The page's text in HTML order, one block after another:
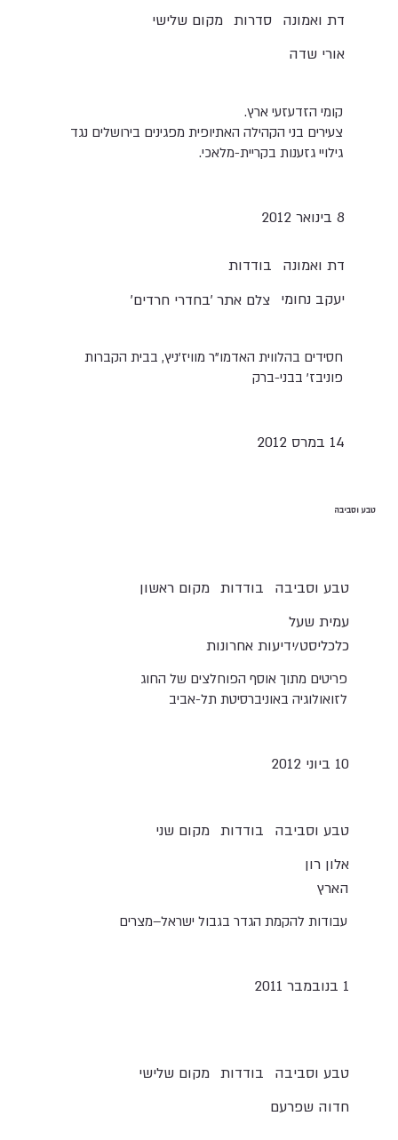
טבע וסביבה
מקום ראשון בודדות
טבע וסביבה
עמית שעל
כלכליסט/ידיעות אחרונות
פריטים מתוך אוסף הפוחלצים של החוג
לזואולוגיה באוניברסיטת תל-אביב
10 ביוני 2012
מקום שני בודדות
טבע וסביבה
אלון רון
הארץ
עבודות להקמת הגדר בגבול ישראל–מצרים
1 בנובמבר 2011
מקום שלישי בודדות
טבע וסביבה
חדוה שפרעם
מקום שלישי סדרות דת ואמונה
אורי שדה
קומי הזדעזעי ארץ.
צעירים בני הקהילה האתיופית מפגינים בירושלים נגד
גילויי גזענות בקריית-מלאכי.
8 בינואר 2012
בודדות
דת ואמונה
צלם אתר 'בחדרי חרדים' יעקב נחומי
חסידים בהלווית האדמו"ר מוויז'ניץ, בבית הקברות
פוניבז' בבני-ברק
14 במרס 2012